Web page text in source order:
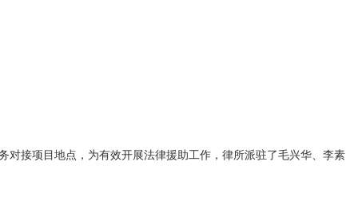
接项目地点，为有效开展法律援助工作，律所派驻了毛兴华、李素